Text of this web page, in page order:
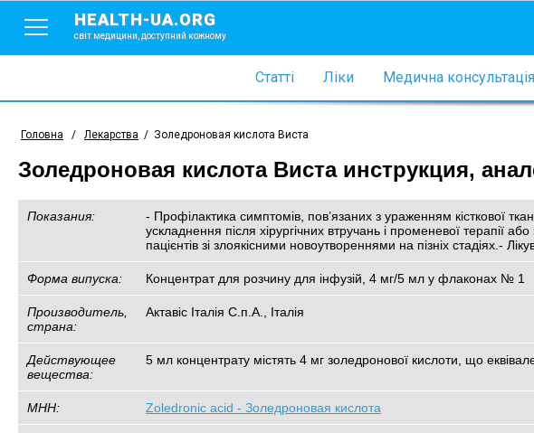
HEALTH-UA.ORG
світ медицини, доступний кожному
Статті Ліки Медична консультація
Головна / Лекарства / Золедроновая кислота Виста
Золедроновая кислота Виста инструкция,
Показания:
- Профілактика симптомів, пов’язаних з ураженням кісткової
ускладнення після хірургічних втручань і променевої терапії
пацієнтів зі злоякісними новоутвореннями на пізніх стадіях.-
Форма випуска: Концентрат для розчину для інфузій, 4 мг/5 мл у флаконах № 1
Производитель,
страна:
Актавіс Італія С.п.А., Італія
Действующее
вещества:
5 мл концентрату містять 4 мг золедронової кислоти, що
МНН: Zoledronic acid - Золедроновая кислота